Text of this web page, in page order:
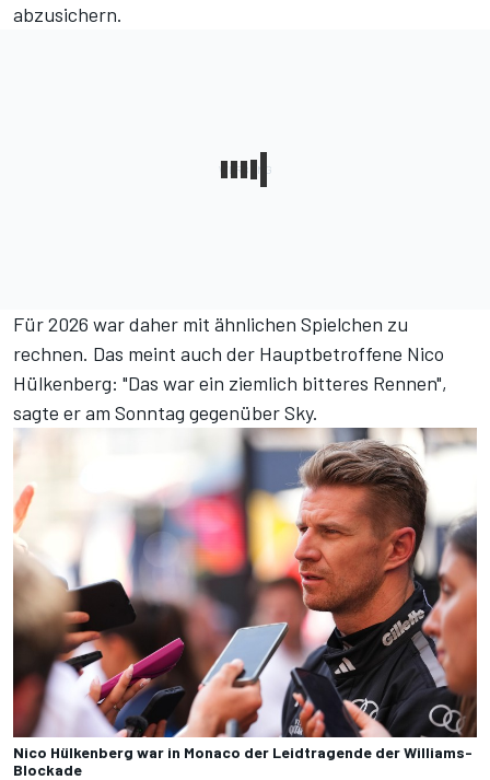
abzusichern.
Für 2026 war daher mit ähnlichen Spielchen zu
rechnen. Das meint auch der Hauptbetroffene Nico
Hülkenberg: "Das war ein ziemlich bitteres Rennen",
sagte er am Sonntag gegenüber Sky.
Nico Hülkenberg war in Monaco der Leidtragende der Williams-
Blockade